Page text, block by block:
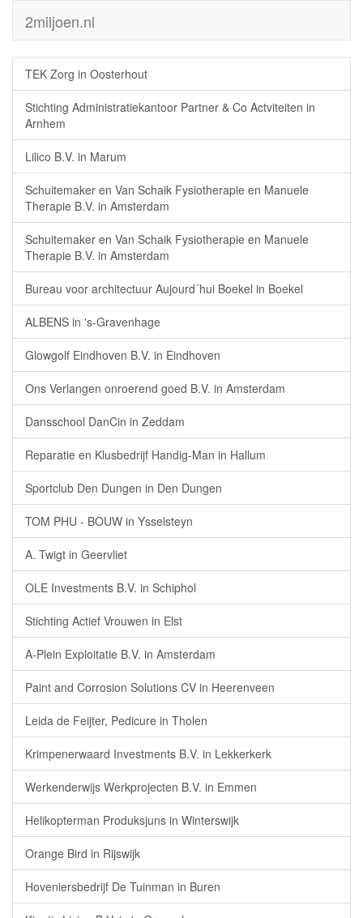
2miljoen.nl
TEK Zorg in Oosterhout
Stichting Administratiekantoor Partner & Co Actviteiten in
Arnhem
Lilico B.V. in Marum
Schuitemaker en Van Schaik Fysiotherapie en Manuele
Therapie B.V. in Amsterdam
Schuitemaker en Van Schaik Fysiotherapie en Manuele
Therapie B.V. in Amsterdam
Bureau voor architectuur Aujourd´hui Boekel in Boekel
ALBENS in 's-Gravenhage
Glowgolf Eindhoven B.V. in Eindhoven
Ons Verlangen onroerend goed B.V. in Amsterdam
Dansschool DanCin in Zeddam
Reparatie en Klusbedrijf Handig-Man in Hallum
Sportclub Den Dungen in Den Dungen
TOM PHU - BOUW in Ysselsteyn
A. Twigt in Geervliet
OLE Investments B.V. in Schiphol
Stichting Actief Vrouwen in Elst
A-Plein Exploitatie B.V. in Amsterdam
Paint and Corrosion Solutions CV in Heerenveen
Leida de Feijter, Pedicure in Tholen
Krimpenerwaard Investments B.V. in Lekkerkerk
Werkenderwijs Werkprojecten B.V. in Emmen
Helikopterman Produksjuns in Winterswijk
Orange Bird in Rijswijk
Hoveniersbedrijf De Tuinman in Buren